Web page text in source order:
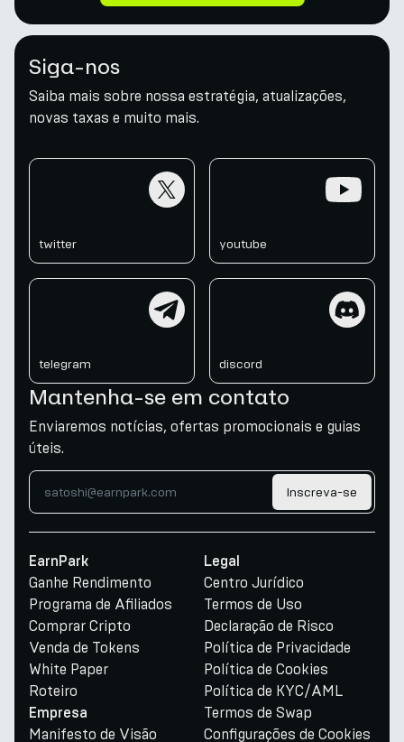
Siga-nos
Saiba mais sobre nossa estratégia, atualizações,
novas taxas e muito mais.
twitter youtube
telegram discord
Mantenha-se em contato
Enviaremos notícias, ofertas promocionais e guias
úteis.
Inscreva-se
EarnPark
Ganhe Rendimento
Programa de Afiliados
Comprar Cripto
Venda de Tokens
White Paper
Roteiro
Empresa
Manifesto de Visão
Legal
Centro Jurídico
Termos de Uso
Declaração de Risco
Política de Privacidade
Política de Cookies
Política de KYC/AML
Termos de Swap
Configurações de Cookies